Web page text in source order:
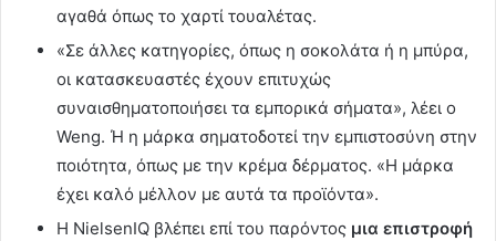
αγαθά όπως το χαρτί τουαλέτας.
«Σε άλλες κατηγορίες, όπως η σοκολάτα ή η μπύρα,
οι κατασκευαστές έχουν επιτυχώς
συναισθηματοποιήσει τα εμπορικά σήματα», λέει ο
Weng. Ή η μάρκα σηματοδοτεί την εμπιστοσύνη στην
ποιότητα, όπως με την κρέμα δέρματος. «Η μάρκα
έχει καλό μέλλον με αυτά τα προϊόντα».
Η NielsenIQ βλέπει επί του παρόντος μια επιστροφή